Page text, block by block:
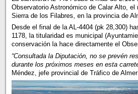
Observatorio Astronómico de Calar Alto,
Sierra de los Filabres, en la provincia de
Desde el final de la AL-4404 (pk 28,300)
1178, la titularidad es municipal
conservación la hace directamente el
“Consultada la Diputación, no se prevén
durante los próximos meses en esta
Méndez, jefe provincial de Tráfico de